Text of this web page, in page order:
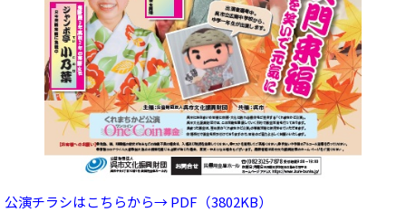
公演チラシはこちらから→ PDF（3802KB）